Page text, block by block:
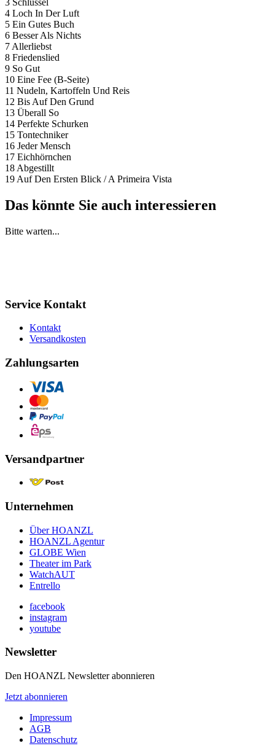
3 Schlüssel
4 Loch In Der Luft
5 Ein Gutes Buch
6 Besser Als Nichts
7 Allerliebst
8 Friedenslied
9 So Gut
10 Eine Fee (B-Seite)
11 Nudeln, Kartoffeln Und Reis
12 Bis Auf Den Grund
13 Überall So
14 Perfekte Schurken
15 Tontechniker
16 Jeder Mensch
17 Eichhörnchen
18 Abgestillt
19 Auf Den Ersten Blick / A Primeira Vista
Das könnte Sie auch interessieren
Bitte warten...
Service Kontakt
Kontakt
Versandkosten
Zahlungsarten
Versandpartner
Unternehmen
Über HOANZL
HOANZL Agentur
GLOBE Wien
Theater im Park
WatchAUT
Entrello
facebook
instagram
youtube
Newsletter
Den HOANZL Newsletter abonnieren
Jetzt abonnieren
Impressum
AGB
Datenschutz